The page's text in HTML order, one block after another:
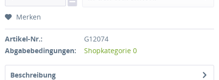
Merken
Artikel-Nr.:
G12074
Abgabebedingungen:
Shopkategorie 0
Beschreibung